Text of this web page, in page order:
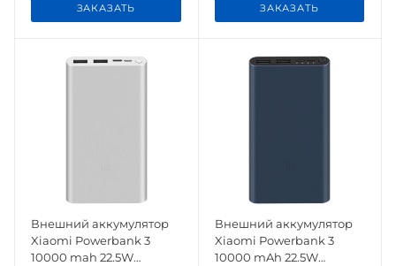
ЗАКАЗАТЬ ЗАКАЗАТЬ
Внешний аккумулятор
Xiaomi Powerbank 3
10000 mah 22.5W
Внешний аккумулятор
Xiaomi Powerbank 3
10000 mAh 22.5W